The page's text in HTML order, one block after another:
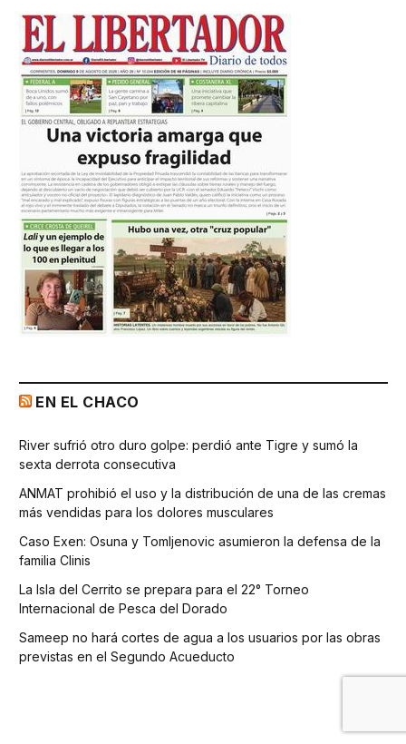
EN EL CHACO
River sufrió otro duro golpe: perdió ante Tigre y sumó la
sexta derrota consecutiva
ANMAT prohibió el uso y la distribución de una de las cremas
más vendidas para los dolores musculares
Caso Exen: Osuna y Tomljenovic asumieron la defensa de la
familia Clinis
La Isla del Cerrito se prepara para el 22° Torneo
Internacional de Pesca del Dorado
Sameep no hará cortes de agua a los usuarios por las obras
previstas en el Segundo Acueducto